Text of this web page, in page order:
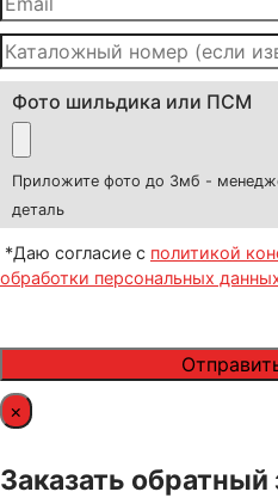
Фото шильдика или ПСМ
Приложите фото до 3мб -
деталь
*Даю согласие с политикой
обработки персональных
×
Заказать обратный